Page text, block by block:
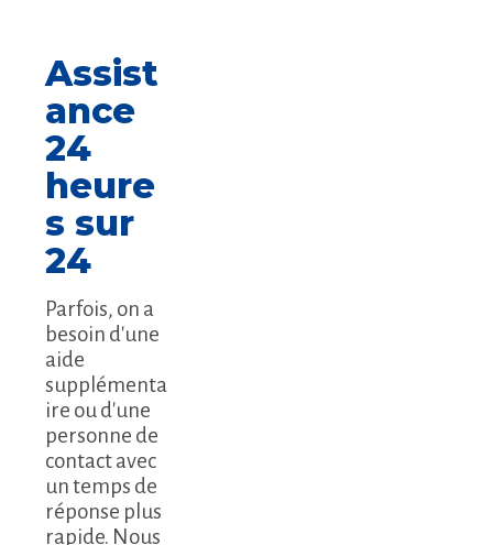
Assist
ance
24
heure
s sur
24
Parfois, on a
besoin d'une
aide
supplémenta
ire ou d'une
personne de
contact avec
un temps de
réponse plus
rapide. Nous